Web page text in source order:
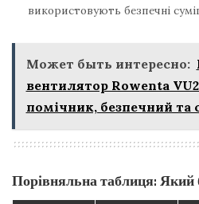
використовують безпечні
Может быть интересно:
вентилятор Rowenta
помічник, безпечний та
Порівняльна таблиця: Який